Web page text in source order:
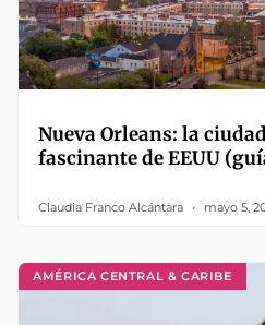
Nueva Orleans: la
fascinante de EEUU
Claudia Franco Alcántara mayo 5,
AMÉRICA CENTRAL & CARIBE